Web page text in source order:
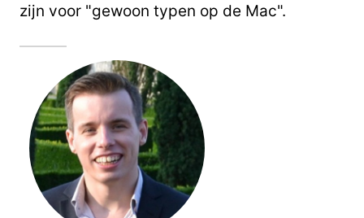
zijn voor "gewoon typen op de Mac".